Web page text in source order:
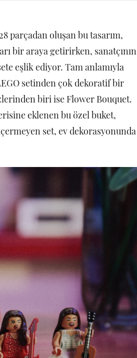
parçadan oluşan bu tasarım,
bir araya getirirken, sanatçının
eşlik ediyor. Tam anlamıyla
setinden çok dekoratif bir
biri ise Flower Bouquet.
eklenen bu özel buket,
set, ev dekorasyonunda